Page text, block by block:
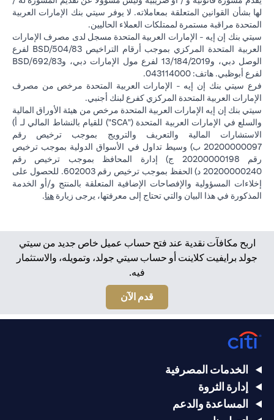
لها بشأن القوانين المتعلقة بمعاملاته. لا يوفر سيتي بنك الإمارات العربية
المتحدة مراقبة مستمرة لممتلكات العملاء الحاليين.
سيتي بنك إن إيه - الإمارات العربية المتحدة مسجل لدى مصرف الإمارات
العربية المتحدة المركزي بموجب أرقام التراخيص BSD/504/83 لفرع
الوصل دبي، و13/184/2019 لفرع مول الإمارات دبي، وBSD/692/83
لفرع أبوظبي. هاتف: 043114000.
فرع سيتي بنك إن إيه - الإمارات العربية المتحدة مرخص من مصرف
الإمارات العربية المتحدة المركزي كفرع لبنك أجنبي.
سيتي بنك إن إيه الإمارات العربية المتحدة مرخص من هيئة الأوراق المالية
والسلع في الإمارات العربية المتحدة ("SCA") للقيام بالنشاط المالي لـ أ)
الاستشارات المالية والتعريف والترويج بموجب ترخيص رقم
20200000097 ب) وسيط تداول في الأسواق الدولية بموجب ترخيص
رقم 20200000198 ج) إدارة المحافظ بموجب ترخيص رقم
20200000240 د) الحفظ بموجب ترخيص رقم 602003. للحصول على
إخلاءات المسؤولية والإفصاحات الإضافية المتعلقة بالمنتج و/أو الخدمة
المذكورة في هذا البيان والتي تحتاج إلى معرفتها، يرجى زيارة هنا.
اربح مكافآت نقدية عند فتح حساب عميل خاص جديد من سيتي
جولد برايفيت كلاينت أو حساب سيتي جولد، وتمويله، والاستثمار
فيه.
قدم الآن
الخدمات المصرفية
إدارة الثروة
المساعدة والدعم